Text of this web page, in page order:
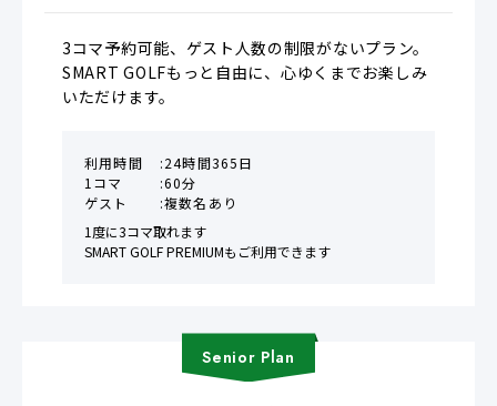
3コマ予約可能、ゲスト人数の制限がないプラン。
SMART GOLFもっと自由に、心ゆくまでお楽しみ
いただけます。
利用時間
24時間365日
1コマ
60分
ゲスト
複数名あり
1度に3コマ取れます
SMART GOLF PREMIUMもご利用できます
Senior Plan